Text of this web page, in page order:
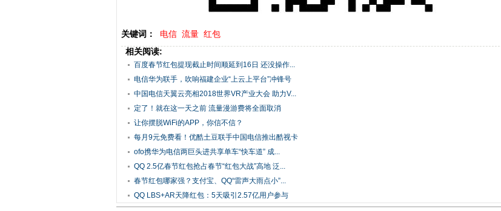
关键词： 电信 流量 红包
相关阅读:
百度春节红包提现截止时间顺延到16日 还没操作...
电信华为联手，吹响福建企业“上云上平台”冲锋号
中国电信天翼云亮相2018世界VR产业大会 助力V...
定了！就在这一天之前 流量漫游费将全面取消
让你摆脱WiFi的APP，你信不信？
每月9元免费看！优酷土豆联手中国电信推出酷视卡
ofo携华为电信两巨头进共享单车“快车道” 成...
QQ 2.5亿春节红包抢占春节“红包大战”高地 泛...
春节红包哪家强？支付宝、QQ“雷声大雨点小”...
QQ LBS+AR天降红包：5天吸引2.57亿用户参与